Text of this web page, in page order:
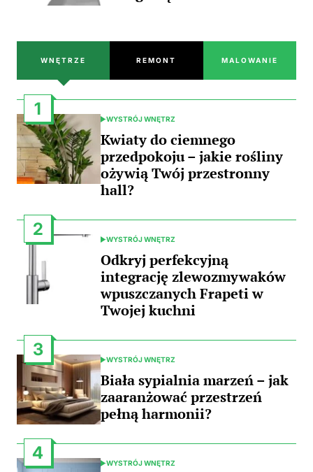
WNĘTRZE REMONT MALOWANIE
1
POSTED
IN
WYSTRÓJ WNĘTRZ
Kwiaty do ciemnego
przedpokoju – jakie rośliny
ożywią Twój przestronny
hall?
2
POSTED
IN
WYSTRÓJ WNĘTRZ
Odkryj perfekcyjną
integrację zlewozmywaków
wpuszczanych Frapeti w
Twojej kuchni
3
POSTED
IN
WYSTRÓJ WNĘTRZ
Biała sypialnia marzeń – jak
zaaranżować przestrzeń
pełną harmonii?
4
POSTED
WYSTRÓJ WNĘTRZ